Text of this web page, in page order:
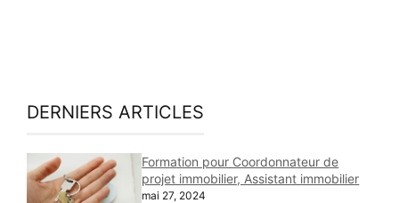
DERNIERS ARTICLES
Formation pour Coordonnateur de
projet immobilier, Assistant immobilier
mai 27, 2024